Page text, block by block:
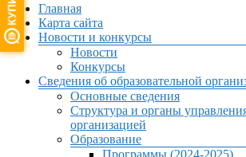
МенюГлавная
Карта сайта
Новости и конкурсы
Новости
Конкурсы
Сведения об образовательной
Основные сведения
Структура и органы
организацией
Образование